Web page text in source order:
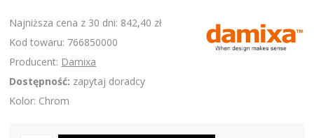
Najniższa cena z 30 dni: 842,40 zł
Kod towaru: 766850000
Producent: Damixa
Dostępność: zapytaj doradcy
Kolor: Chrom